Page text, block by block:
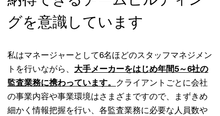
グを意識しています
私はマネージャーとして6名ほどのスタッフマネジメン
トを行いながら、 大手メーカーをはじめ年間5～6社の
監査業務に携わっています。 クライアントごとに会社
の事業内容や事業環境はさまざまですので、まずきめ
細かく情報把握を行い、各監査業務に必要な人員数や